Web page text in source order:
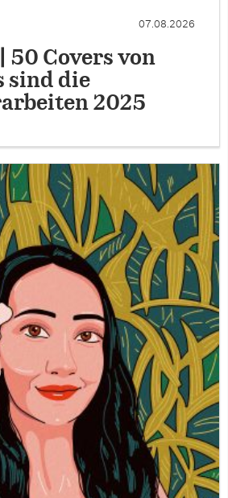
07.08.2026
50 Covers von
sind die
2025